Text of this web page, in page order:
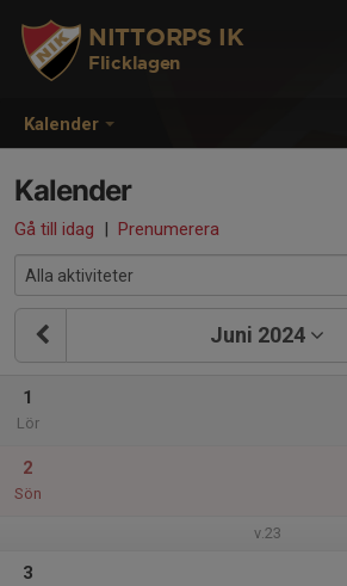
Kalender
NITTORPS IK
Flicklagen
Kalender
Gå till idag | Prenumerera
Juni 2024
1
Lör
2
Sön
v.23
3